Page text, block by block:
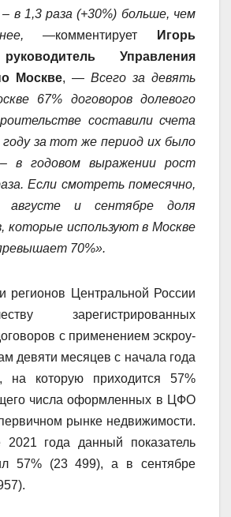
– в 1,3 раза (+30%) больше, чем
—комментирует
Игорь
Управления
Москве, — Всего за девять
67% договоров долевого
составили счета
году за тот же период их было
в годовом выражении рост
Если смотреть помесячно,
и сентябре доля
которые используют в Москве
70%».
регионов Центральной России
зарегистрированных
с применением эскроу-
девяти месяцев с начала года
на которую приходится 57%
числа оформленных в ЦФО
рынке недвижимости.
2021 года данный показатель
57% (23 499), а в сентябре